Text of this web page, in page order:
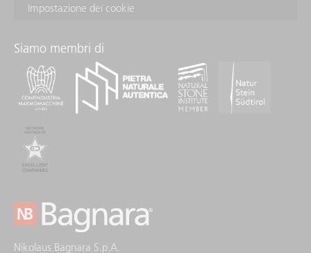
Impostazione dei cookie
Siamo membri di
Nikolaus Bagnara S.p.A.